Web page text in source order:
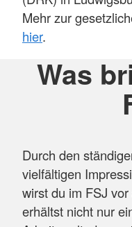
Mehr zur
hier.
Was
Durch den
vielfältigen
wirst du im FSJ
erhältst nicht nur